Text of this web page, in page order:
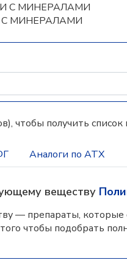
С МИНЕРАЛАМИ
С МИНЕРАЛАМИ
чтобы получить список
Аналоги по АТХ
веществу
— препараты,
чтобы подобрать